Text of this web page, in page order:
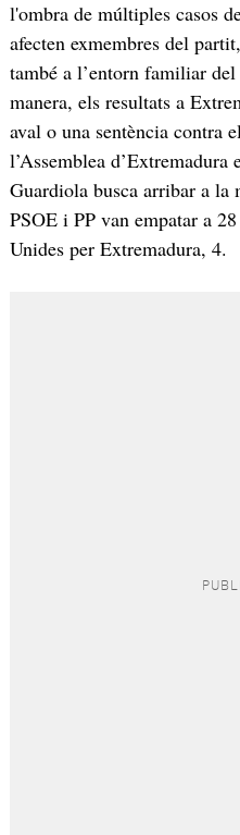
l'ombra de múltiples casos
afecten exmembres del
també a l’entorn familiar
manera, els resultats a
aval o una sentència contra
l’Assemblea d’Extremadura
Guardiola busca arribar a la
PSOE i PP van empatar a
Unides per Extremadura, 4.